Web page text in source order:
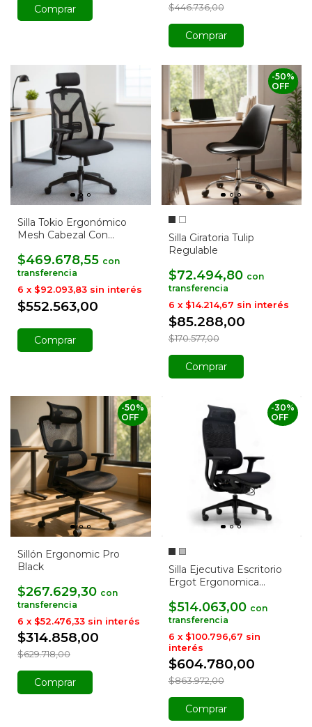
Comprar $446.736,00
Comprar
Silla Tokio Ergonómico
Mesh Cabezal Con
$469.678,55 con
$552.563,00
6 x $92.093,83 sin interés
Comprar
Silla Giratoria Tulip
Regulable
$72.494,80 con
$85.288,00
-50%
OFF
$170.577,00
6 x $14.214,67 sin interés
Comprar
Sillón Ergonomic Pro
Black
$267.629,30 con
$314.858,00
-50%
OFF
$629.718,00
6 x $52.476,33 sin interés
Comprar
Silla Ejecutiva Escritorio
Ergot Ergonomica
$514.063,00 con
$604.780,00
-30%
OFF
$863.972,00
6 x $100.796,67 sin
interés
Comprar